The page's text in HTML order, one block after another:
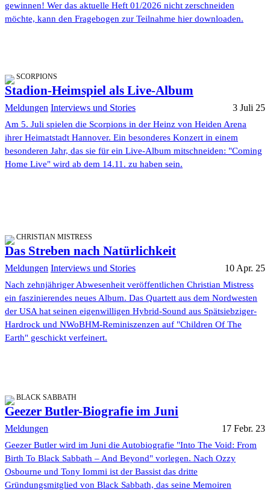
gewinnen! Wer das aktuelle Heft 01/2026 nicht zerschneiden
möchte, kann den Fragebogen zur Teilnahme hier downloaden.
SCORPIONS
Stadion-Heimspiel als Live-Album
Meldungen Interviews und Stories 3 Juli 25
Am 5. Juli spielen die Scorpions in der Heinz von Heiden Arena
ihrer Heimatstadt Hannover. Ein besonderes Konzert in einem
besonderen Jahr, das sie für ein Live-Album mitschneiden: "Coming
Home Live" wird ab dem 14.11. zu haben sein.
CHRISTIAN MISTRESS
Das Streben nach Natürlichkeit
Meldungen Interviews und Stories 10 Apr. 25
Nach zehnjähriger Abwesenheit veröffentlichen Christian Mistress
ein faszinierendes neues Album. Das Quartett aus dem Nordwesten
der USA hat seinen eigenwilligen Hybrid-Sound aus Spätsiebziger-
Hardrock und NWoBHM-Reminiszenzen auf "Children Of The
Earth" geschickt verfeinert.
BLACK SABBATH
Geezer Butler-Biografie im Juni
Meldungen 17 Febr. 23
Geezer Butler wird im Juni die Autobiografie "Into The Void: From
Birth To Black Sabbath – And Beyond" vorlegen. Nach Ozzy
Osbourne und Tony Iommi ist der Bassist das dritte
Gründungsmitglied von Black Sabbath, das seine Memoiren